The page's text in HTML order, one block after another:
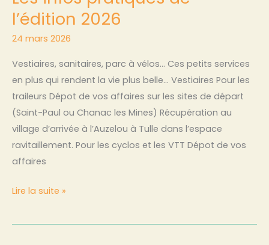
l’édition 2026
24 mars 2026
Vestiaires, sanitaires, parc à vélos… Ces petits services
en plus qui rendent la vie plus belle… Vestiaires Pour les
traileurs Dépot de vos affaires sur les sites de départ
(Saint-Paul ou Chanac les Mines) Récupération au
village d’arrivée à l’Auzelou à Tulle dans l’espace
ravitaillement. Pour les cyclos et les VTT Dépot de vos
affaires
Lire la suite »